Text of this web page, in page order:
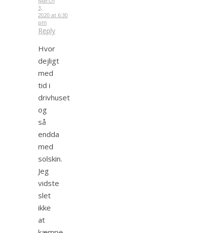
3,
2020 at 6:30
pm
Reply
Hvor
dejligt
med
tid i
drivhuset
og
så
endda
med
solskin.
Jeg
vidste
slet
ikke
at